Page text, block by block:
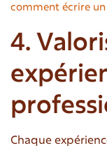
comment écrire
4.
Chaque